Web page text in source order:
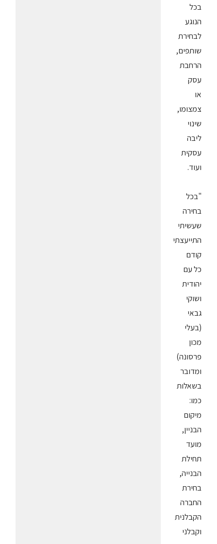
בכל
הנוגע
לבחירת
שותפים,
הרחבת
עסק
או
צמצומו,
שינוי
ליבה
עסקית
ועוד.
"בכל
בחירה
שעשיתי
התייעצתי
קודם
כל עם
יהודית
ושוקי
גבאי
(בעלי
מכון
פרסונה)
ומדובר
בשאלות
כמו:
מיקום
הבניין,
מועד
תחילת
הבנייה,
בחירת
החברה
הקבלנית
וקבלני